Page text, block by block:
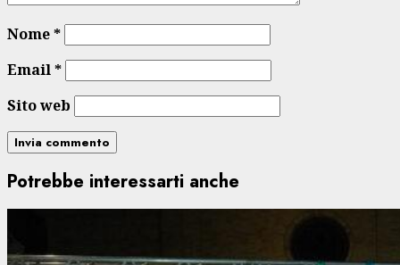
Nome*
Email*
Sito web
Potrebbe interessarti anche